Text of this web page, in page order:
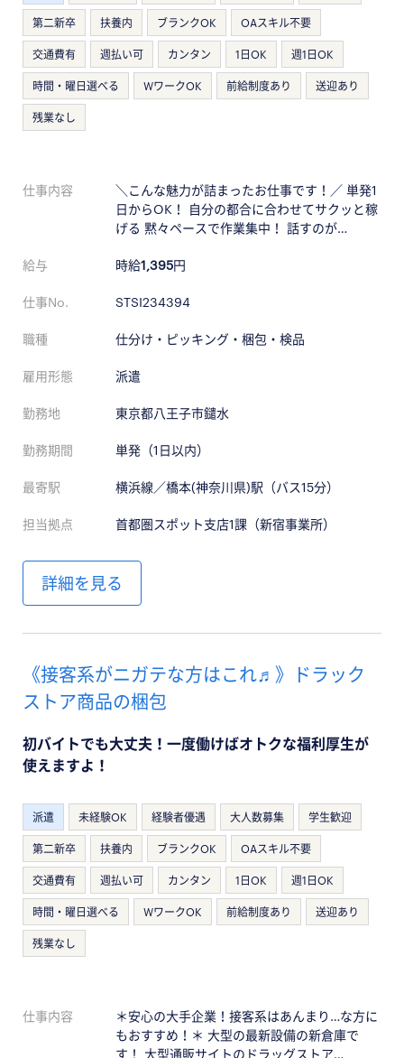
第二新卒 扶養内 ブランクOK OAスキル不要
交通費有 週払い可 カンタン 1日OK 週1日OK
時間・曜日選べる WワークOK 前給制度あり 送迎あり
残業なし
仕事内容
＼こんな魅力が詰まったお仕事です！／ 単発1
日からOK！ 自分の都合に合わせてサクッと稼
げる 黙々ペースで作業集中！ 話すのが…
給与 時給1,395円
仕事No. STSI234394
職種 仕分け・ピッキング・梱包・検品
雇用形態 派遣
勤務地 東京都八王子市鑓水
勤務期間 単発（1日以内）
最寄駅 横浜線／橋本(神奈川県)駅（バス15分）
担当拠点 首都圏スポット支店1課（新宿事業所）
詳細を見る
《接客系がニガテな方はこれ♬》ドラック
ストア商品の梱包
初バイトでも大丈夫！一度働けばオトクな福利厚生が
使えますよ！
派遣 未経験OK 経験者優遇 大人数募集 学生歓迎
第二新卒 扶養内 ブランクOK OAスキル不要
交通費有 週払い可 カンタン 1日OK 週1日OK
時間・曜日選べる WワークOK 前給制度あり 送迎あり
残業なし
仕事内容
＊安心の大手企業！接客系はあんまり…な方に
もおすすめ！＊ 大型の最新設備の新倉庫で
す！ 大型通販サイトのドラッグストア…